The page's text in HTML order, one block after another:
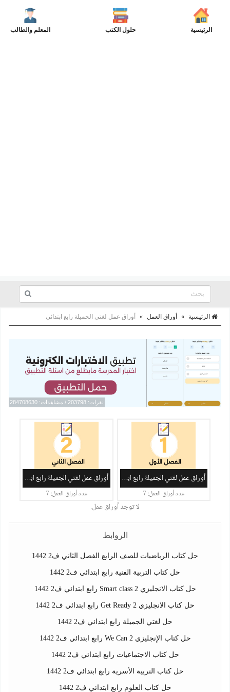
الرئيسية حلول الكتب المعلم والطالب
الرئيسية » أوراق العمل » أوراق عمل لغتي الجميلة رابع ابتدائي
نقرات: 203798 / مشاهدات: 284708630
أوراق عمل لغتي الجميلة رابع ابتدائي ف1
عدد أوراق العمل: 7
أوراق عمل لغتي الجميلة رابع ابتدائي ف2
عدد أوراق العمل: 7
لا توجد أوراق عمل.
الروابط
حل كتاب الرياضيات للصف الرابع الفصل الثاني ف2 1442
حل كتاب التربية الفنية رابع ابتدائي ف2 1442
حل كتاب الانجليزي Smart class 2 رابع ابتدائي ف2 1442
حل كتاب الانجليزي Get Ready 2 رابع ابتدائي ف2 1442
حل لغتي الجميلة رابع ابتدائي ف2 1442
حل كتاب الإنجليزي We Can 2 رابع ابتدائي ف2 1442
حل كتاب الاجتماعيات رابع ابتدائي ف2 1442
حل كتاب التربية الأسرية رابع ابتدائي ف2 1442
حل كتاب العلوم رابع ابتدائي ف2 1442